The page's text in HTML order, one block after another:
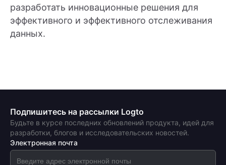
разработать инновационные решения для
эффективного и эффективного отслеживания
данных.
Подпишитесь на рассылки Logto
Будьте в курсе последних обновлений продукта, идей для
разработки, блогов и исследовательских новостей.
Электронная почта